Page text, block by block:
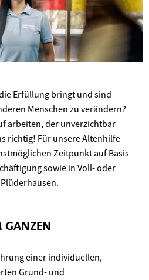
Erfüllung bringt und sind
Menschen zu verändern?
arbeiten, der unverzichtbar
richtig! Für unsere Altenhilfe
Zeitpunkt auf Basis
sowie in Voll- oder
GANZEN
einer individuellen,
Grund- und